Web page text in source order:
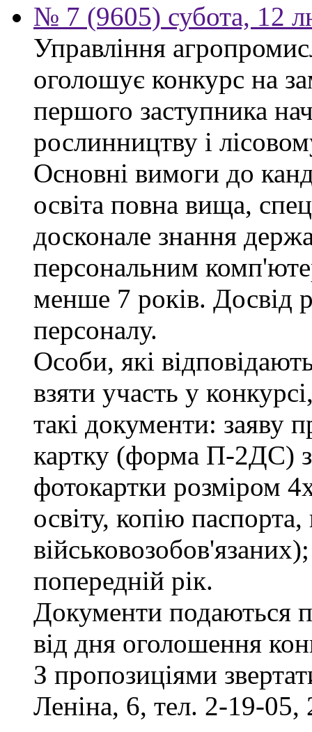
№ 7 (9605) субота, 12
Управління
оголошує конкурс на
першого заступника
рослинництву і
Основні вимоги до
освіта повна вища,
досконале знання
персональним
менше 7 років. Досвід
персоналу.
Особи, які
взяти участь у
такі документи: заяву
картку (форма П-2ДС) з
фотокартки розміром
освіту, копію
попередній рік.
Документи подаються
від дня оголошення
З пропозиціями
Леніна, 6, тел. 2-19-05,